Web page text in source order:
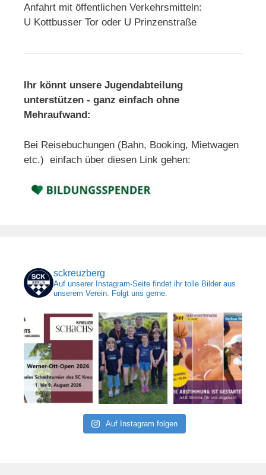
Anfahrt mit öffentlichen Verkehrsmitteln:
U Kottbusser Tor oder U Prinzenstraße
Ihr könnt unsere Jugendabteilung
unterstützen - ganz einfach ohne
Mehraufwand:
Bei Reisebuchungen (Bahn, Booking, Mietwagen
etc.) einfach über diesen Link gehen:
sckreuzberg
Auf unserer Instagram-Seite findet ihr tolle Bilder aus
unserem Verein. Folgt uns gerne.
Auf Instagram folgen